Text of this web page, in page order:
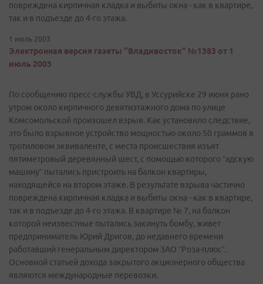
повреждена кирпичная кладка и выбиты окна - как в квартире,
так и в подъезде до 4-го этажа.
1 июль 2003
Электронная версия газеты "Владивосток" №1383 от 1
июль 2003
По сообщению пресс-службы УВД, в Уссурийске 29 июня рано
утром около кирпичного девятиэтажного дома по улице
Комсомольской произошел взрыв. Как установило следствие,
это было взрывное устройство мощностью около 50 граммов в
тротиловом эквиваленте, с места происшествия изъят
пятиметровый деревянный шест, с помощью которого “адскую
машину” пытались пристроить на балкон квартиры,
находящейся на втором этаже. В результате взрыва частично
повреждена кирпичная кладка и выбиты окна - как в квартире,
так и в подъезде до 4-го этажа. В квартире № 7, на балкон
которой неизвестные пытались закинуть бомбу, живет
предприниматель Юрий Дригов, до недавнего времени
работавший генеральным директором ЗАО “Роза-плюс”.
Основной статьей дохода закрытого акционерного общества
являются международные перевозки.